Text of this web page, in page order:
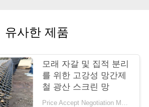
유사한 제품
모래 자갈 및 집적 분리
를 위한 고강성 망간제
철 광산 스크린 망
Price Accept Negotiation MOQ:10개